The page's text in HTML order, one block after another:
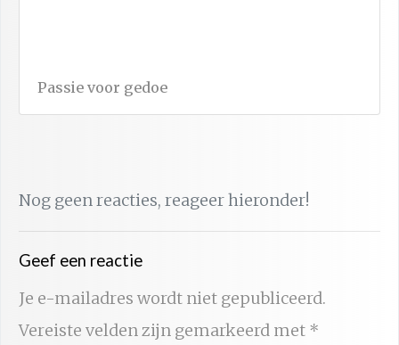
Passie voor gedoe
Nog geen reacties, reageer hieronder!
Geef een reactie
Je e-mailadres wordt niet gepubliceerd.
Vereiste velden zijn gemarkeerd met *